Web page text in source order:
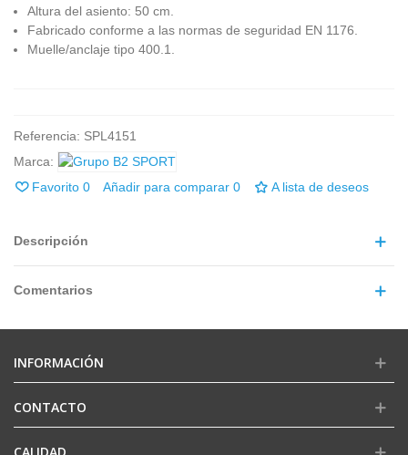
Altura del asiento: 50 cm.
Fabricado conforme a las normas de seguridad EN 1176.
Muelle/anclaje tipo 400.1.
Referencia: SPL4151
Marca:
Favorito 0 Añadir para comparar 0 A lista de deseos
Descripción
Comentarios
INFORMACIÓN
CONTACTO